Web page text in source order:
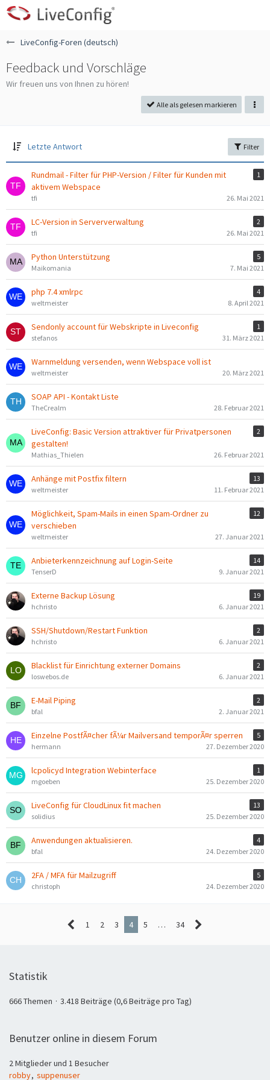
LiveConfig-Foren (deutsch)
Feedback und Vorschläge
Wir freuen uns von Ihnen zu hören!
Alle als gelesen markieren
Letzte Antwort Filter
Rundmail - Filter für PHP-Version / Filter für Kunden mit
aktivem Webspace
1
tfi 26. Mai 2021
LC-Version in Serververwaltung
2
tfi
26. Mai 2021
Python Unterstützung
5
Maikomania
7. Mai 2021
php 7.4 xmlrpc
4
weltmeister
8. April 2021
Sendonly account für Webskripte in Liveconfig
1
stefanos
31. März 2021
Warnmeldung versenden, wenn Webspace voll ist
weltmeister 20. März 2021
SOAP API - Kontakt Liste
TheCrealm 28. Februar 2021
LiveConfig: Basic Version attraktiver für Privatpersonen
gestalten!
2
Mathias_Thielen 26. Februar 2021
Anhänge mit Postfix filtern
13
weltmeister
11. Februar 2021
Möglichkeit, Spam-Mails in einen Spam-Ordner zu
verschieben
12
weltmeister 27. Januar 2021
Anbieterkennzeichnung auf Login-Seite
14
TenserD
9. Januar 2021
Externe Backup Lösung
19
hchristo
6. Januar 2021
SSH/Shutdown/Restart Funktion
2
hchristo
6. Januar 2021
Blacklist für Einrichtung externer Domains
2
loswebos.de
6. Januar 2021
E-Mail Piping
2
bfal
2. Januar 2021
Einzelne PostfÃ¤cher fÃ¼r Mailversand temporÃ¤r sperren
5
hermann
27. Dezember 2020
lcpolicyd Integration Webinterface
1
mgoeben
25. Dezember 2020
LiveConfig für CloudLinux fit machen
13
solidius
25. Dezember 2020
Anwendungen aktualisieren.
4
bfal
24. Dezember 2020
2FA / MFA für Mailzugriff
5
christoph
24. Dezember 2020
1 2 3 4 5 … 34
Statistik
666 Themen 3.418 Beiträge (0,6 Beiträge pro Tag)
Benutzer online in diesem Forum
2 Mitglieder und 1 Besucher
robby suppenuser